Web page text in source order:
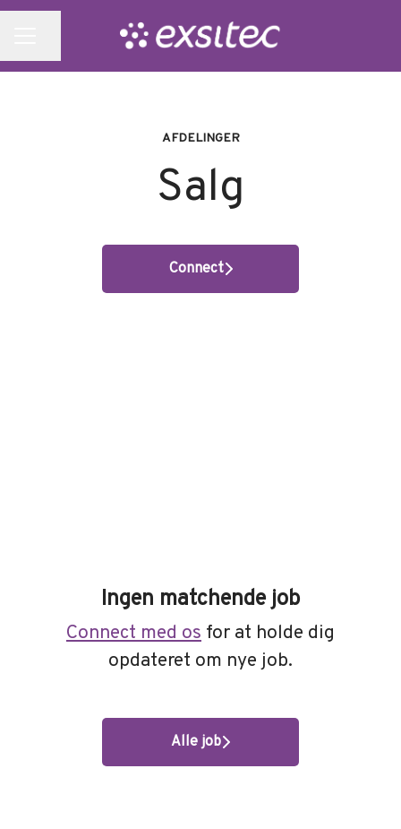
AFDELINGER
Salg
Connect
Ingen matchende job
Connect med os for at holde dig
opdateret om nye job.
Alle job